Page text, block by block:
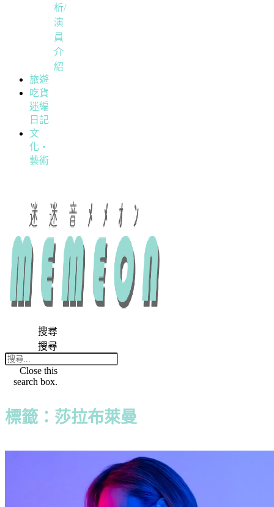
析/
演
員
介
紹
旅遊
吃貨
迷編
日記
文
化・
藝術
搜尋
搜尋
Close this
search box.
標籤：莎拉布萊曼